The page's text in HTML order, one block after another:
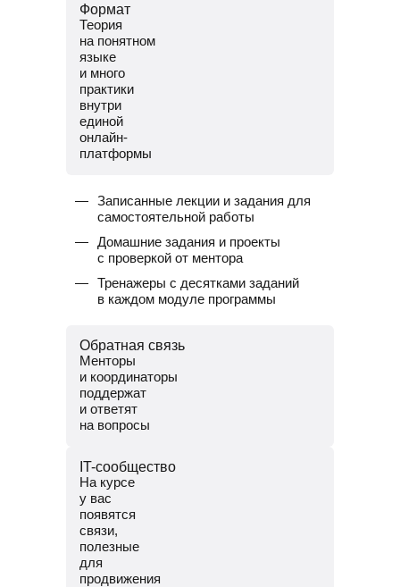
Формат
Теория
на понятном
языке
и много
практики
внутри
единой
онлайн-
платформы
Записанные лекции и задания для
самостоятельной работы
Домашние задания и проекты
с проверкой от ментора
Тренажеры с десятками заданий
в каждом модуле программы
Обратная связь
Менторы
и координаторы
поддержат
и ответят
на вопросы
Помогут разобраться в темах и
проверят домашние задания.
Координаторы — команда заботы
о студентах. Решат
организационные вопросы,
поддержат и помогут пройти
обучение до конца.
IT-сообщество
На курсе
у вас
появятся
связи,
полезные
для
продвижения